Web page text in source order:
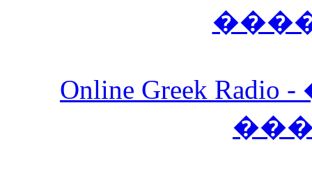
Online Greek